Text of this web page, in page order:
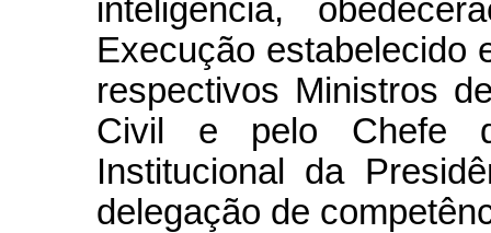
inteligência,
Execução estabelecido
respectivos Ministros
Civil e pelo Chefe
Institucional da
delegação de